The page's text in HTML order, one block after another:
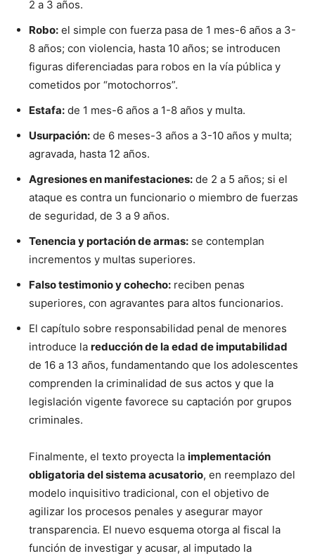
2 a 3 años.
Robo: el simple con fuerza pasa de 1 mes-6 años a 3-
8 años; con violencia, hasta 10 años; se introducen
figuras diferenciadas para robos en la vía pública y
cometidos por “motochorros”.
Estafa: de 1 mes-6 años a 1-8 años y multa.
Usurpación: de 6 meses-3 años a 3-10 años y multa;
agravada, hasta 12 años.
Agresiones en manifestaciones: de 2 a 5 años; si el
ataque es contra un funcionario o miembro de fuerzas
de seguridad, de 3 a 9 años.
Tenencia y portación de armas: se contemplan
incrementos y multas superiores.
Falso testimonio y cohecho: reciben penas
superiores, con agravantes para altos funcionarios.
El capítulo sobre responsabilidad penal de menores
introduce la reducción de la edad de imputabilidad
de 16 a 13 años, fundamentando que los adolescentes
comprenden la criminalidad de sus actos y que la
legislación vigente favorece su captación por grupos
criminales.
Finalmente, el texto proyecta la implementación
obligatoria del sistema acusatorio, en reemplazo del
modelo inquisitivo tradicional, con el objetivo de
agilizar los procesos penales y asegurar mayor
transparencia. El nuevo esquema otorga al fiscal la
función de investigar y acusar, al imputado la